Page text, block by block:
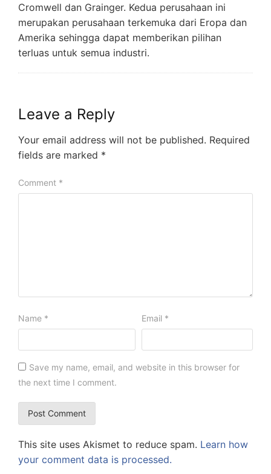
Cromwell dan Grainger. Kedua perusahaan ini
merupakan perusahaan terkemuka dari Eropa dan
Amerika sehingga dapat memberikan pilihan
terluas untuk semua industri.
Leave a Reply
Your email address will not be published. Required
fields are marked *
Comment *
Name * Email *
Save my name, email, and website in this browser for
the next time I comment.
This site uses Akismet to reduce spam. Learn how
your comment data is processed.